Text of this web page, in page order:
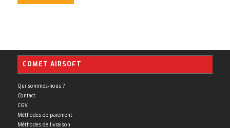
COMET AIRSOFT
Qui sommes-nous ?
Contact
CGV
Méthodes de paiement
Méthodes de livraison